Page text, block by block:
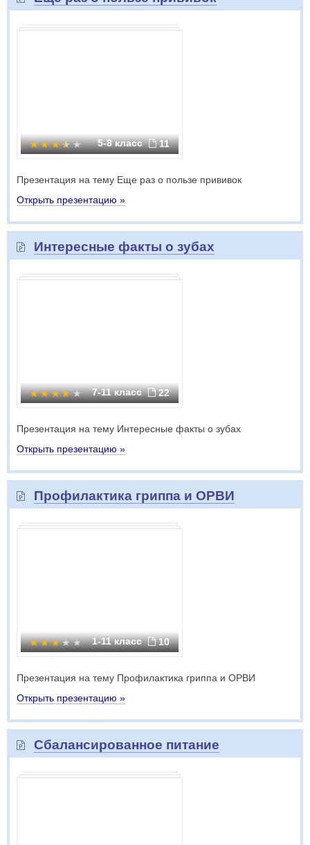
5-8 класс 11
Презентация на тему Еще раз о пользе прививок
Открыть презентацию »
Интересные факты о зубах
7-11 класс 22
Презентация на тему Интересные факты о зубах
Открыть презентацию »
Профилактика гриппа и ОРВИ
1-11 класс 10
Презентация на тему Профилактика гриппа и ОРВИ
Открыть презентацию »
Сбалансированное питание